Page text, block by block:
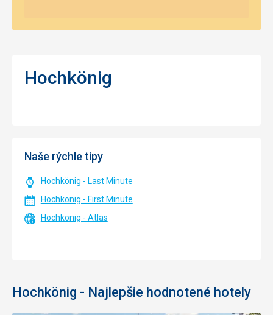
Hochkönig
Naše rýchle tipy
Hochkönig - Last Minute
Hochkönig - First Minute
Hochkönig - Atlas
Hochkönig - Najlepšie hodnotené hotely